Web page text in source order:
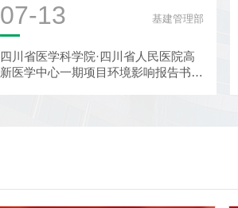
07-13 基建管理部
四川省医学科学院·四川省人民医院高
新医学中心一期项目环境影响报告书报